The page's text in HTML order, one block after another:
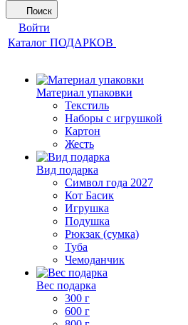
Поиск
Войти
Каталог ПОДАРКОВ
Материал упаковки
Текстиль
Наборы с игрушкой
Картон
Жесть
Вид подарка
Символ года 2027
Кот Басик
Игрушка
Подушка
Рюкзак (сумка)
Туба
Чемоданчик
Вес подарка
300 г
600 г